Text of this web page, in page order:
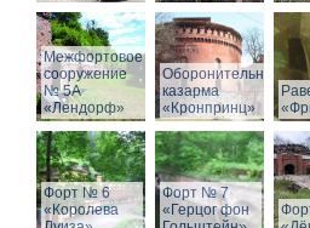
Межфортовое
сооружение
№ 5А
«Лендорф»
Оборонительная
казарма
«Кронпринц»
Форт № 6
«Королева
Форт № 7
«Герцог фон